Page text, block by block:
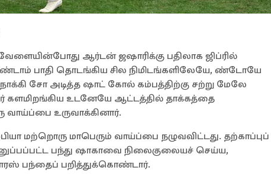
ஆர்டன் ஜஷாரிக்கு பதிலாக ஜிப்ரில்
பாதி தொடங்கிய சில நிமிடங்களிலேயே, ண்டோயே
சோ அடித்த ஷாட் கோல் கம்பத்திற்கு சற்று மேலே
களமிறங்கிய உடனேயே ஆட்டத்தில் தாக்கத்தை
வாய்ப்பை உருவாக்கினார்.
மற்றொரு மாபெரும் வாய்ப்பை நழுவவிட்டது. தற்காப்புப்
பந்து ஷாகாவை நிலைகுலையச் செய்ய,
பந்தைப் பறித்துக்கொண்டார்.